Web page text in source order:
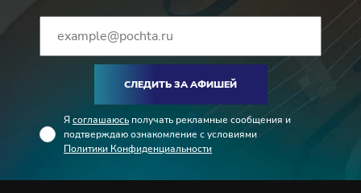
СЛЕДИТЬ ЗА АФИШЕЙ
Я соглашаюсь получать рекламные сообщения и
подтверждаю ознакомление с условиями
Политики Конфиденциальности